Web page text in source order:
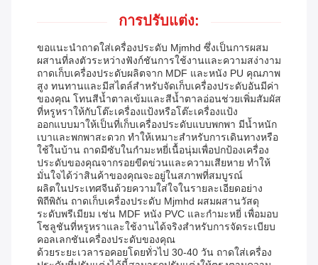
การปรับแต่ง:
ขอแนะนำถาดใส่เครื่องประดับ Mjmhd ซึ่งเป็นการผสม
ผสานที่ลงตัวระหว่างฟังก์ชันการใช้งานและความสง่างาม
ถาดเก็บเครื่องประดับผลิตจาก MDF และหนัง PU คุณภาพ
สูง ทนทานและมีสไตล์สำหรับจัดเก็บเครื่องประดับอันมีค่า
ของคุณ โทนสีน้ำตาลเข้มและสีน้ำตาลอ่อนช่วยเพิ่มสัมผัส
ที่หรูหราให้กับโต๊ะเครื่องแป้งหรือโต๊ะเครื่องแป้ง
ออกแบบมาให้เป็นที่เก็บเครื่องประดับแบบพกพา มีน้ำหนัก
เบาและพกพาสะดวก ทำให้เหมาะสำหรับการเดินทางหรือ
ใช้ในบ้าน ถาดมีซับในกำมะหยี่เนื้อนุ่มเพื่อปกป้องเครื่อง
ประดับของคุณจากรอยขีดข่วนและความเสียหาย ทำให้
มั่นใจได้ว่าสินค้าของคุณจะอยู่ในสภาพที่สมบูรณ์
ผลิตในประเทศจีนด้วยความใส่ใจในรายละเอียดอย่าง
พิถีพิถัน ถาดเก็บเครื่องประดับ Mjmhd ผสมผสานวัสดุ
ระดับพรีเมียม เช่น MDF หนัง PVC และกำมะหยี่ เพื่อมอบ
โซลูชันที่หรูหราและใช้งานได้จริงสำหรับการจัดระเบียบ
คอลเลกชันเครื่องประดับของคุณ
ด้วยระยะเวลารอคอยโดยทั่วไป 30-40 วัน ถาดใส่เครื่อง